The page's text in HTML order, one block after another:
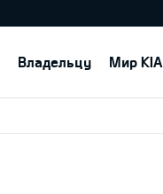
Владельцу Мир KIA